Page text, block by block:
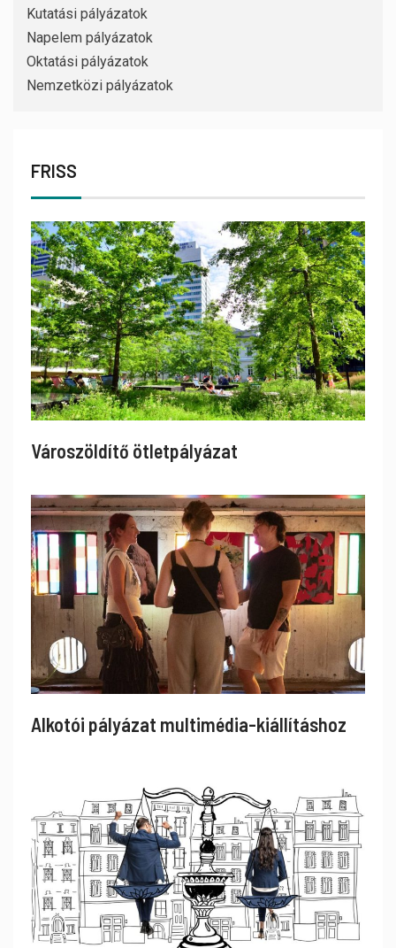
Kutatási pályázatok
Napelem pályázatok
Oktatási pályázatok
Nemzetközi pályázatok
FRISS
Városzöldítő ötletpályázat
Alkotói pályázat multimédia-kiállításhoz